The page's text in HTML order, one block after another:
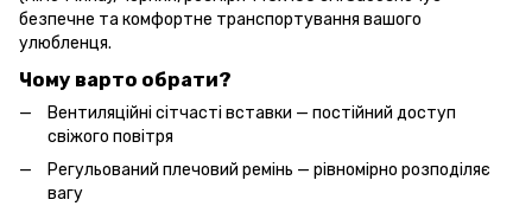
безпечне та комфортне транспортування вашого
улюбленця.
Чому варто обрати?
Вентиляційні сітчасті вставки — постійний доступ
свіжого повітря
Регульований плечовий ремінь — рівномірно розподіляє
вагу